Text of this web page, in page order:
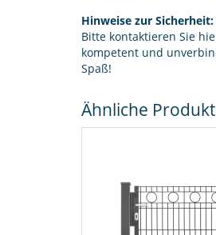
Hinweise zur Sicherheit:
Bitte kontaktieren Sie
kompetent und
Spaß!
Ähnliche